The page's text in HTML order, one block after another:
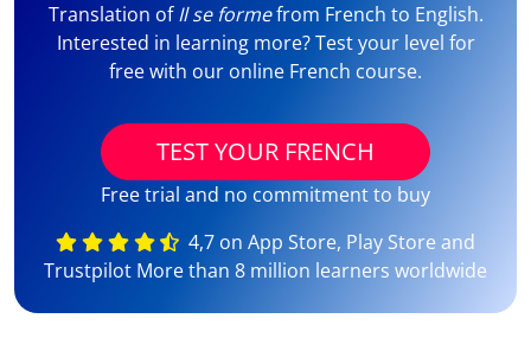
Translation ofIl se formefrom French to English.
Interested in learning more? Test your level for
free with our online French course.
TEST YOUR FRENCH
Free trial and no commitment to buy
4,7 on App Store, Play Store and
Trustpilot More than 8 million learners worldwide